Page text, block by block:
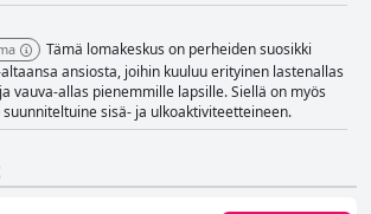
Tämä lomakeskus on perheiden suosikki
ansiosta, joihin kuuluu erityinen lastenallas
vauva-allas pienemmille lapsille. Siellä on myös
suunniteltuine sisä- ja ulkoaktiviteetteineen.